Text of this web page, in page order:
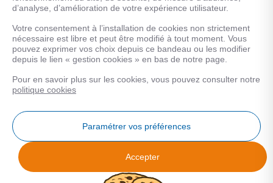
MENTIONS LEGALES
Données personnelles
COOKIES
Analyse des performances
© 2026 Facilogi - Solutions en stratégie et intelligence immobilière
d’analyse, d’amélioration de votre expérience utilisateur.
Votre consentement à l’installation de cookies non strictement
nécessaire est libre et peut être modifié à tout moment. Vous
pouvez exprimer vos choix depuis ce bandeau ou les modifier
depuis le lien « gestion cookies » en bas de notre page.
Pour en savoir plus sur les cookies, vous pouvez consulter notre
politique cookies
Paramétrer vos préférences
Accepter